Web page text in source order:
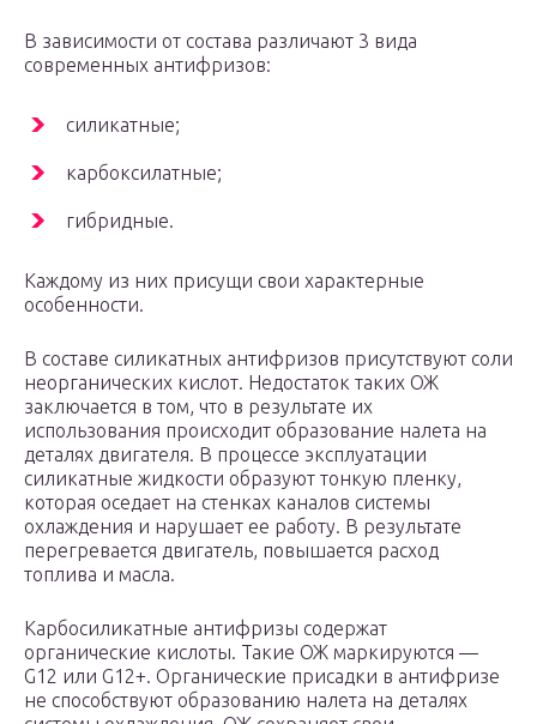
В зависимости от состава различают 3 вида
современных антифризов:
силикатные;
карбоксилатные;
гибридные.
Каждому из них присущи свои характерные
особенности.
В составе силикатных антифризов присутствуют соли
неорганических кислот. Недостаток таких ОЖ
заключается в том, что в результате их
использования происходит образование налета на
деталях двигателя. В процессе эксплуатации
силикатные жидкости образуют тонкую пленку,
которая оседает на стенках каналов системы
охлаждения и нарушает ее работу. В результате
перегревается двигатель, повышается расход
топлива и масла.
Карбосиликатные антифризы содержат
органические кислоты. Такие ОЖ маркируются —
G12 или G12+. Органические присадки в антифризе
не способствуют образованию налета на деталях